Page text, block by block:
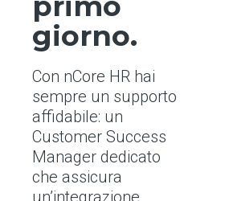
giorno.
Con nCore HR hai
sempre un supporto
affidabile: un
Customer Success
Manager dedicato
che assicura
un’integrazione